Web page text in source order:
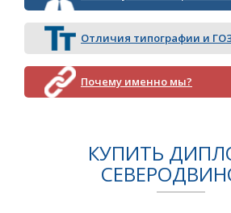
Отличия типографии и
Почему именно мы?
КУПИТЬ